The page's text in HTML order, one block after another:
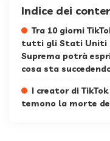
Indice dei
Tra 10 giorni
tutti gli Stati Uniti
Suprema potrà
cosa sta
I creator di
temono la morte